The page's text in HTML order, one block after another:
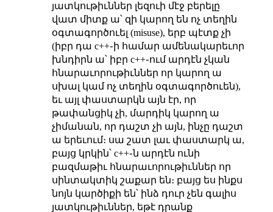
յատկութիւններ լեզուի մէջ բերելը
վատ միտք ա՝ զի կարող են ոչ տեղին
օգտագործուել (misuse), երբ պէտք չի
(իբր դա c++֊ի համար ամենակարեւոր
խնդիրն ա՝ իբր c++֊ում արդէն չկան
հնարաւորութիւններ որ կարող ա
սխալ կամ ոչ տեղին օգտագործուեն),
եւ այլ փաստարկն այն էր, որ
թափանցիկ չի, մարդիկ կարող ա
չիմանան, որ դաշտ չի այն, ինչը դաշտ
ա երեւում։ սա շատ լաւ փաստարկ ա,
բայց կրկին՝ c++֊ն արդէն ունի
բազմաթիւ հնարաւորութիւններ որ
սինտակտիկ շաքար են։ բայց ես ինքս
նոյն կարծիքի են՝ ինձ դուր չեն գալիս
յատկութիւններ, եթէ դրանք